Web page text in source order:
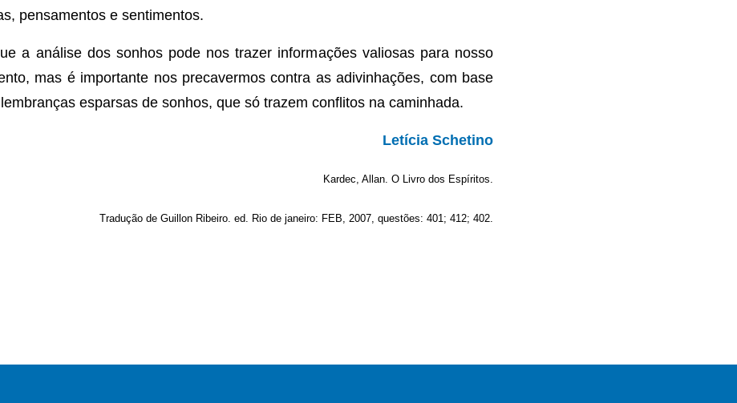
pensamentos e sentimentos.
a análise dos sonhos pode nos trazer informações valiosas para nosso
mas é importante nos precavermos contra as adivinhações, com base
esparsas de sonhos, que só trazem conflitos na caminhada.
Letícia Schetino
Kardec, Allan. O Livro dos Espíritos.
Tradução de Guillon Ribeiro. ed. Rio de janeiro: FEB, 2007, questões: 401; 412; 402.